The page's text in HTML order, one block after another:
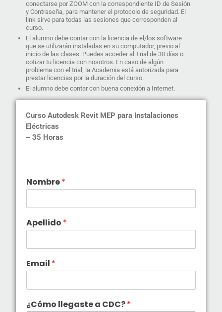
conectarse por ZOOM con la correspondiente ID de Sesión
y Contraseña, para mantener el protocolo de seguridad. El
link sirve para todas las sesiones que corresponden al
curso.
El alumno debe contar con la licencia de el/los software
que se utilizarán instaladas en su computador, previo al
inicio de las clases. Puedes acceder al Trial de 30 días o
cotizar tu licencia con nosotros. En caso de algún
problema con el trial, la Academia está autorizada para
prestar licencias por la duración del curso.
El alumno debe contar con buena conexión a Internet.
Curso Autodesk Revit MEP para Instalaciones
Eléctricas
–35 Horas
Nombre*
Apellido *
Email *
¿Cómo llegaste a CDC?*